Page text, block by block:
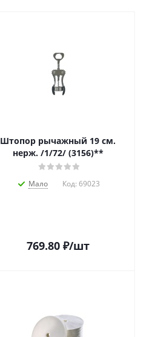
Штопор рычажный 19 см.
нерж. /1/72/ (3156)**
Мало Код: 69023
769.80₽/шт